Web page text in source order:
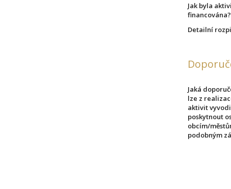
Jak byla
financována?
Detailní
Jaká
lze z
aktivit
poskytnout
obcím/
podobným